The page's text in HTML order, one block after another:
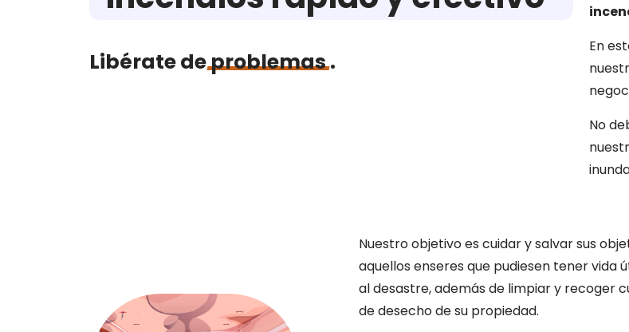
Libérate deproblemas.
En
No
Nuestro objetivo es cuidar y salvar sus
aquellos enseres que pudiesen tener vida
al desastre, además de limpiar y recoger
de desecho de su propiedad.